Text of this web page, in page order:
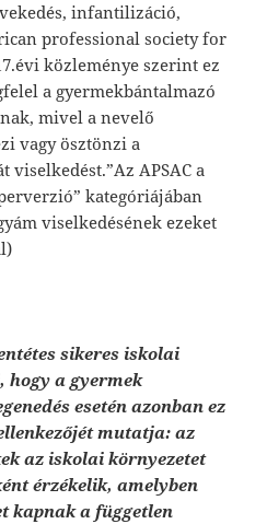
infantilizáció,
professional society for
közleménye szerint ez
a gyermekbántalmazó
mivel a nevelő
vagy ösztönzi a
viselkedést.”Az APSAC a
kategóriájában
viselkedésének ezeket
sikeres iskolai
hogy a gyermek
esetén azonban ez
mutatja: az
az iskolai környezetet
érzékelik, amelyben
kapnak a független